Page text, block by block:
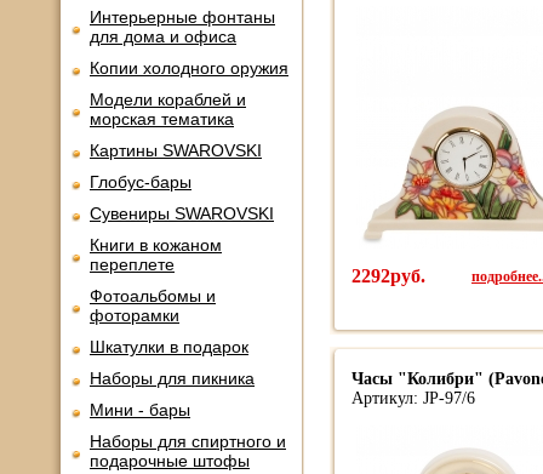
Интерьерные фонтаны
для дома и офиса
Копии холодного оружия
Модели кораблей и
морская тематика
Картины SWAROVSKI
Глобус-бары
Сувениры SWAROVSKI
Книги в кожаном
переплете
Фотоальбомы и
фоторамки
Шкатулки в подарок
Наборы для пикника
Мини - бары
Наборы для спиртного и
подарочные штофы
2292руб.
Часы "Колибри"
Артикул: JP-97/6